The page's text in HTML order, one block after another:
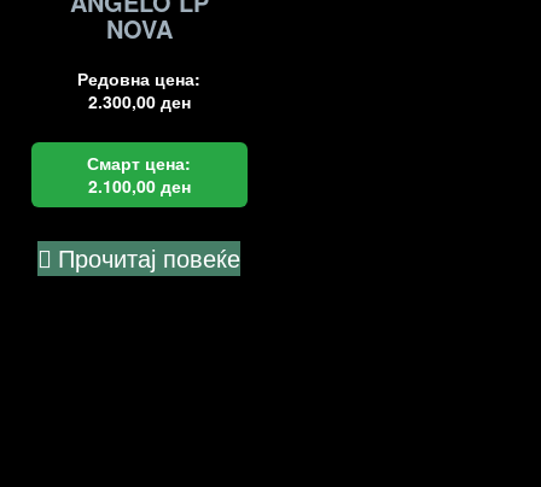
NOVA
Редовна цена:
2.300,00 ден
Смарт цена:
2.100,00 ден
Прочитај повеќе